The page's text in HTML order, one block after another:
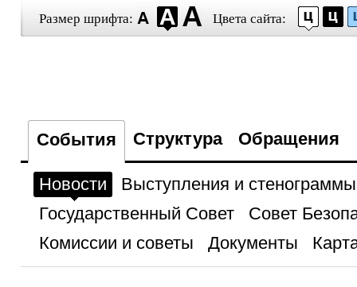
Размер шрифта: Цвета сайта:
События Структура Обращения
Новости
Выступления и стенограммы
Государственный Совет
Совет
Комиссии и советы
Документы